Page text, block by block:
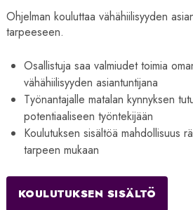
Ohjelman kouluttaa vähähiilisyyden
tarpeeseen.
Osallistuja saa valmiudet toimia
vähähiilisyyden asiantuntijana
Työnantajalle matalan kynnyksen
potentiaaliseen työntekijään
Koulutuksen sisältöä mahdollisuus
tarpeen mukaan
KOULUTUKSEN SISÄLTÖ